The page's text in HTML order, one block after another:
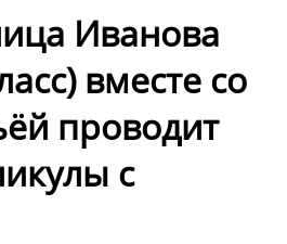
Иванова
вместе со
проводит
с